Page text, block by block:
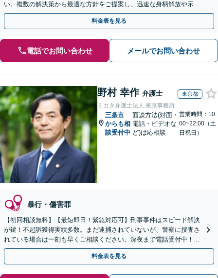
い。複数の解決策から最適な方針をご提案し、迅速な身柄解放や示談
交渉に向けて全力で動きます。
料金表を見る
電話でお問い合わせ メールでお問い合わせ
野村 幸作 弁護士 東京都
ミカタ弁護士法人 東京事務所
三条市
からも相
談受付中
面談方法(対面・
電話・ビデオな
ど)は応相談
営業時間：10:
00~22:00（土
日祝日）
暴行・傷害罪
【初回相談無料】【最短即日！緊急対応可】刑事事件はスピード解決
が鍵！不起訴獲得実績多数。まだ逮捕されていないが、警察に捜査さ
れている場合は一刻も早くご相談ください。深夜まで電話受付中！痴
漢／盗撮／のぞき／その他性犯罪など
料金表を見る